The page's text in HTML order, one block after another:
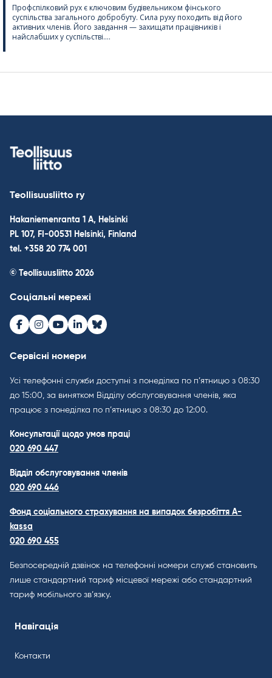
Профспілковий рух є ключовим будівельником фінського
суспільства загального добробуту. Сила руху походить від його
активних членів. Його завдання — захищати працівників і
найслабших у суспільстві....
Teollisuusliitto ry
Hakaniemenranta 1 A, Helsinki
PL 107, FI-00531 Helsinki, Finland
tel. +358 20 774 001
© Teollisuusliitto 2026
Соціальні мережі
Facebook
Instagram
Youtube
LinkedInBluesky
Сервісні номери
Усі телефонні служби доступні з понеділка по п’ятницю з 08:30
до 15:00, за винятком Відділу обслуговування членів, яка
працює з понеділка по п’ятницю з 08:30 до 12:00.
Консультації щодо умов праці
020 690 447
Відділ обслуговування членів
020 690 446
Фонд соціального страхування на випадок безробіття A-
kassa
020 690 455
Безпосередній дзвінок на телефонні номери служб становить
лише стандартний тариф місцевої мережі або стандартний
тариф мобільного зв’язку.
Навігація
Контакти